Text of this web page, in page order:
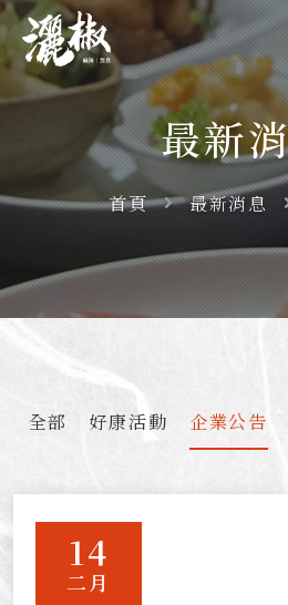
最新
首頁 最新消息
全部 好康活動 企業公告
14
二月